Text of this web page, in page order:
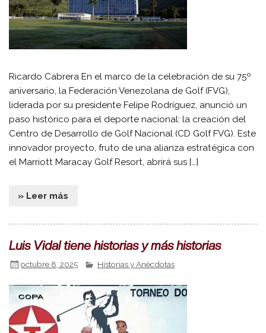
Ricardo Cabrera En el marco de la celebración de su 75º
aniversario, la Federación Venezolana de Golf (FVG),
liderada por su presidente Felipe Rodríguez, anunció un
paso histórico para el deporte nacional: la creación del
Centro de Desarrollo de Golf Nacional (CD Golf FVG). Este
innovador proyecto, fruto de una alianza estratégica con
el Marriott Maracay Golf Resort, abrirá sus […]
» Leer más
Luis Vidal tiene historias y más historias
octubre 8, 2025 Historias y Anécdotas